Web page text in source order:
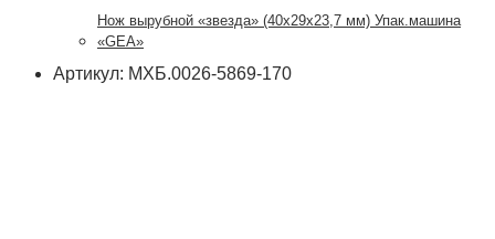
Нож вырубной «звезда» (40х29х23,7 мм) Упак.машина
«GEA»
Артикул: МХБ.0026-5869-170